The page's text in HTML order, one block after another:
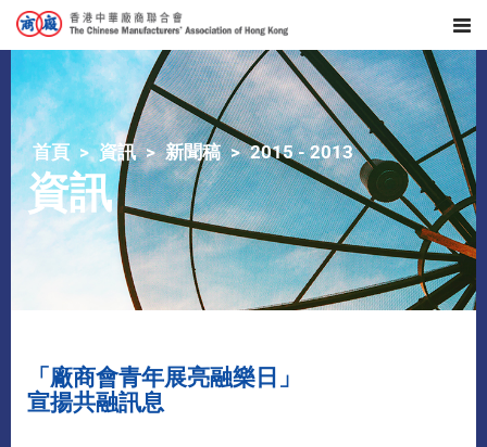
首頁 資訊 新聞稿 2015 - 2013
資訊
「廠商會青年展亮融樂日」
宣揚共融訊息